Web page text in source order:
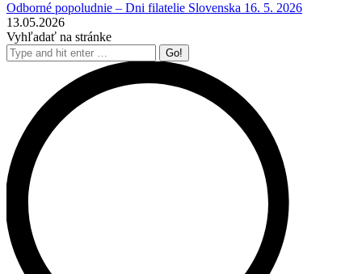
Odborné popoludnie – Dni filatelie Slovenska 16. 5. 2026
13.05.2026
Vyhľadať na stránke
Search: